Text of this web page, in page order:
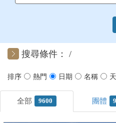
客製化行程
搜尋條件：
9600